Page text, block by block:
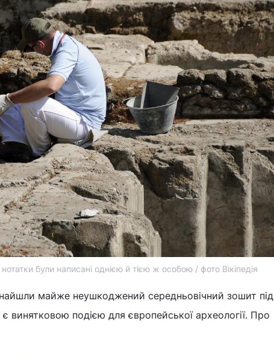
були написані однією й тією ж особою / фото Вікіпедія
майже неушкоджений середньовічний зошит під
винятковою подією для європейської археології. Про